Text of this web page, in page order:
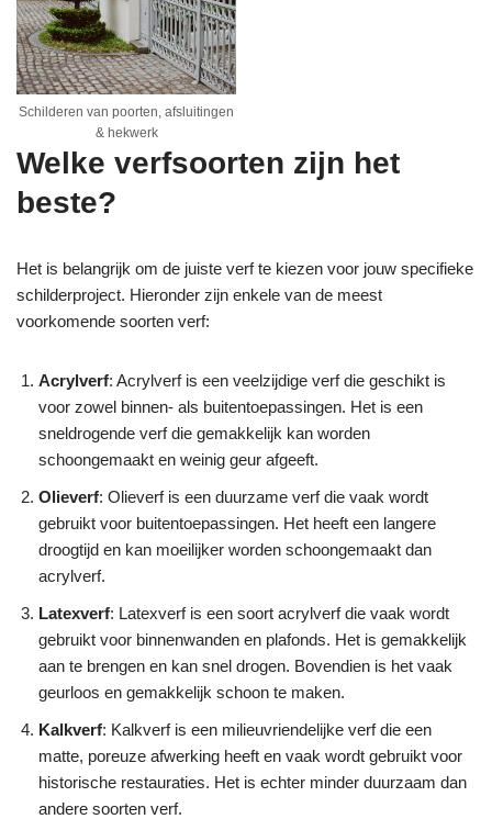
Schilderen van poorten, afsluitingen
& hekwerk
Welke verfsoorten zijn het
beste?
Het is belangrijk om de juiste verf te kiezen voor jouw specifieke
schilderproject. Hieronder zijn enkele van de meest
voorkomende soorten verf:
Acrylverf: Acrylverf is een veelzijdige verf die geschikt is
voor zowel binnen- als buitentoepassingen. Het is een
sneldrogende verf die gemakkelijk kan worden
schoongemaakt en weinig geur afgeeft.
Olieverf: Olieverf is een duurzame verf die vaak wordt
gebruikt voor buitentoepassingen. Het heeft een langere
droogtijd en kan moeilijker worden schoongemaakt dan
acrylverf.
Latexverf: Latexverf is een soort acrylverf die vaak wordt
gebruikt voor binnenwanden en plafonds. Het is gemakkelijk
aan te brengen en kan snel drogen. Bovendien is het vaak
geurloos en gemakkelijk schoon te maken.
Kalkverf: Kalkverf is een milieuvriendelijke verf die een
matte, poreuze afwerking heeft en vaak wordt gebruikt voor
historische restauraties. Het is echter minder duurzaam dan
andere soorten verf.